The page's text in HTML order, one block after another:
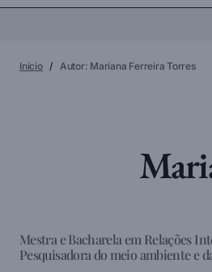
Início Autor: Mariana Ferreira Torres
Mestra e Bacharela em Relações
Pesquisadora do meio ambiente e